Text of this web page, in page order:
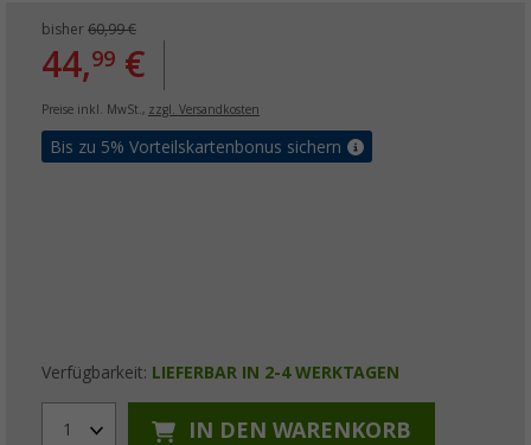
bisher 60,99 €
44,99 €
Preise inkl. MwSt., zzgl. Versandkosten
Bis zu 5% Vorteilskartenbonus sichern
Verfügbarkeit: LIEFERBAR IN 2-4 WERKTAGEN
1 IN DEN WARENKORB